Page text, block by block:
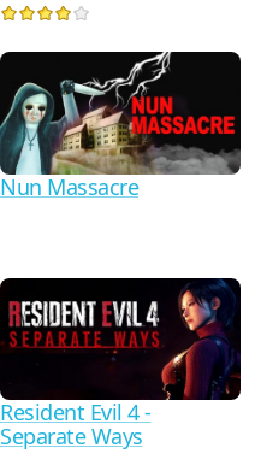
Nun Massacre
Resident Evil 4 -
Separate Ways